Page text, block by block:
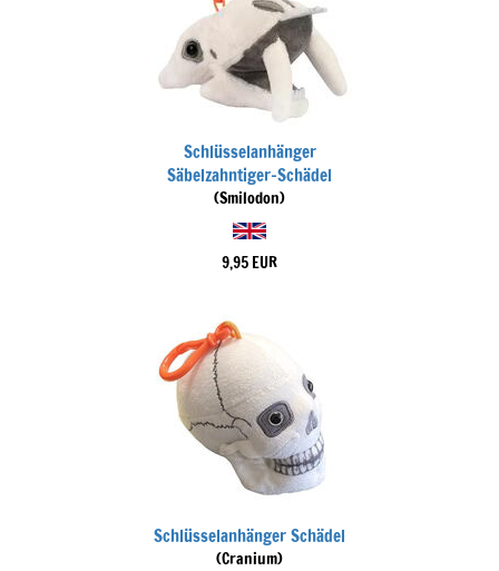
Schlüsselanhänger
Säbelzahntiger-Schädel
(Smilodon)
9,95 EUR
Schlüsselanhänger Schädel
(Cranium)